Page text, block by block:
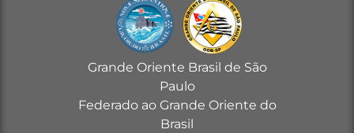
Grande Oriente Brasil de São
Paulo
Federado ao Grande Oriente do
Brasil